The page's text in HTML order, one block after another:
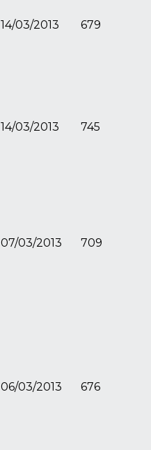
14/03/2013 679
14/03/2013 745
07/03/2013 709
06/03/2013 676